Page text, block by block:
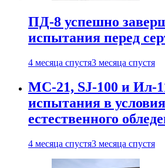
ПД-8 успешно
испытания перед
4 месяца спустя3 месяца спустя
МС-21, SJ-100 и Ил-
испытания в
естественного
4 месяца спустя3 месяца спустя